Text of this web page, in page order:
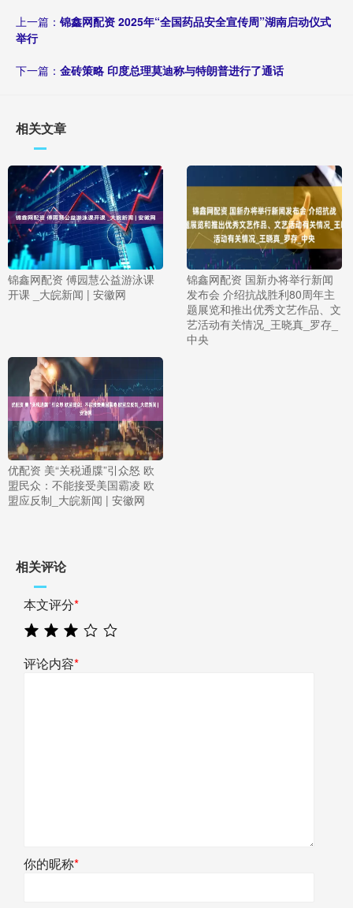
上一篇： 锦鑫网配资 2025年“全国药品安全宣传周”湖南启动仪式
举行
下一篇： 金砖策略 印度总理莫迪称与特朗普进行了通话
相关文章
锦鑫网配资 傅园慧公益游泳课
开课 _大皖新闻 | 安徽网
锦鑫网配资 国新办将举行新闻
发布会 介绍抗战胜利80周年主
题展览和推出优秀文艺作品、文
艺活动有关情况_王晓真_罗存_
中央
优配资 美“关税通牒”引众怒 欧
盟民众：不能接受美国霸凌 欧
盟应反制_大皖新闻 | 安徽网
相关评论
本文评分*
评论内容*
你的昵称*